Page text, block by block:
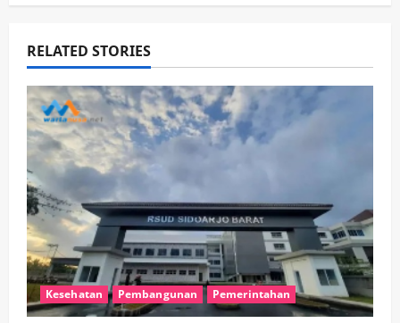
i
g
a
t
i
o
n
RELATED STORIES
Kesehatan Pembangunan Pemerintahan